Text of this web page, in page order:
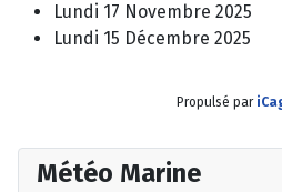
Lundi 17 Novembre 2025
Lundi 15 Décembre 2025
Propulsé par
Météo Marine